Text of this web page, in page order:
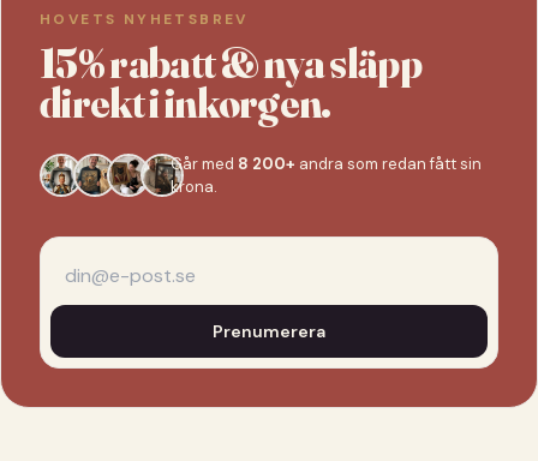
HOVETS NYHETSBREV
15% rabatt & nya släpp
direkt i inkorgen.
Går med 8 200+ andra som redan fått sin
krona.
Prenumerera